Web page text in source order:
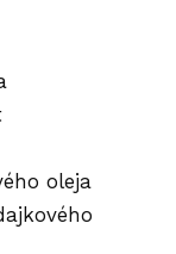
oleja